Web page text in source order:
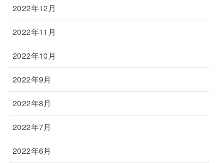
2022年12月
2022年11月
2022年10月
2022年9月
2022年8月
2022年7月
2022年6月